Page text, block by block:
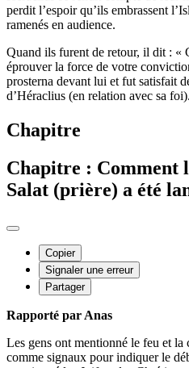
perdit l’espoir qu’ils embrassent
ramenés en audience.
Quand ils furent de retour, il dit : «
éprouver la force de votre
prosterna devant lui et fut satisfait
d’Héraclius (en relation avec sa foi).
Chapitre
Chapitre : Comment
Salat (prière) a été
Copier
Signaler une erreur
Partager
Rapporté par Anas
Les gens ont mentionné le feu et la
comme signaux pour indiquer le